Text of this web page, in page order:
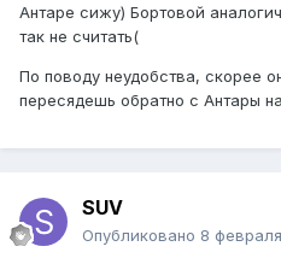
Антаре сижу) Бортовой
так не считать(
По поводу неудобства, скорее
пересядешь обратно с Антары
SUV
Опубликовано 8